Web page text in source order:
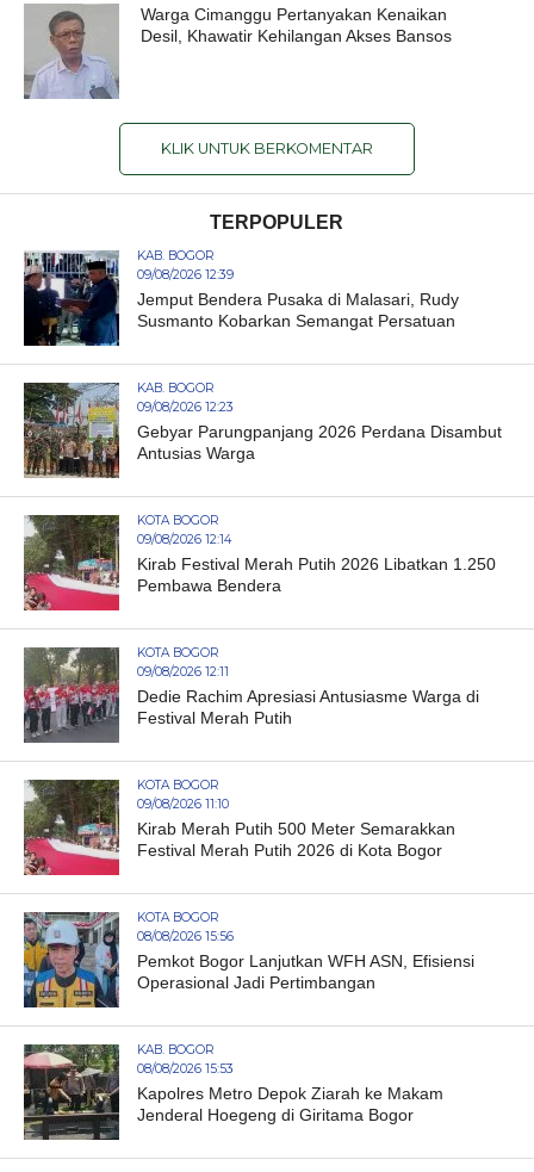
Warga Cimanggu Pertanyakan Kenaikan
Desil, Khawatir Kehilangan Akses Bansos
KLIK UNTUK BERKOMENTAR
TERPOPULER
KAB. BOGOR
09/08/2026 12:39
Jemput Bendera Pusaka di Malasari, Rudy
Susmanto Kobarkan Semangat Persatuan
KAB. BOGOR
09/08/2026 12:23
Gebyar Parungpanjang 2026 Perdana Disambut
Antusias Warga
KOTA BOGOR
09/08/2026 12:14
Kirab Festival Merah Putih 2026 Libatkan 1.250
Pembawa Bendera
KOTA BOGOR
09/08/2026 12:11
Dedie Rachim Apresiasi Antusiasme Warga di
Festival Merah Putih
KOTA BOGOR
09/08/2026 11:10
Kirab Merah Putih 500 Meter Semarakkan
Festival Merah Putih 2026 di Kota Bogor
KOTA BOGOR
08/08/2026 15:56
Pemkot Bogor Lanjutkan WFH ASN, Efisiensi
Operasional Jadi Pertimbangan
KAB. BOGOR
08/08/2026 15:53
Kapolres Metro Depok Ziarah ke Makam
Jenderal Hoegeng di Giritama Bogor